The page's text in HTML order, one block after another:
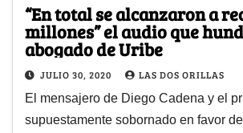
“En total se alcanzaron a
millones” el audio que
abogado de Uribe
JULIO 30, 2020 LAS DOS ORILLAS
El mensajero de Diego Cadena y el
supuestamente sobornado en favor